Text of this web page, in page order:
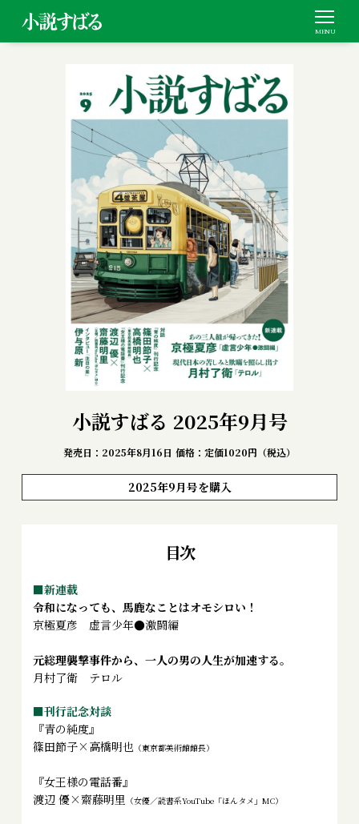
小説すばる 2025年9月号
発売日：2025年8月16日 価格：定価1020円（税込）
2025年9月号を購入
目次
■新連載
令和になっても、馬鹿なことはオモシロい！
京極夏彦 虚言少年●激闘編
元総理襲撃事件から、一人の男の人生が加速する。
月村了衛 テロル
■刊行記念対談
『青の純度』
篠田節子×高橋明也 （東京都美術館館長）
『女王様の電話番』
渡辺 優×齋藤明里 （女優／読書系YouTube「ほんタメ」MC）